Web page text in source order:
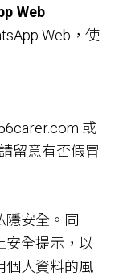
Web
Web，使
或
留意有否假冒
隱安全。同
安全提示，以
個人資料的風